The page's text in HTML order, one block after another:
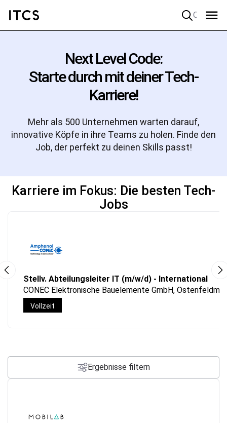
Next Level Code:
Starte durch mit deiner Tech-
Karriere!
Mehr als 500 Unternehmen warten darauf,
innovative Köpfe in ihre Teams zu holen. Finde den
Job, der perfekt zu deinen Skills passt!
Karriere im Fokus: Die besten Tech-
Jobs
Stellv. Abteilungsleiter IT (m/w/d) - International
CONEC Elektronische Bauelemente GmbH,
Vollzeit
Ergebnisse filtern